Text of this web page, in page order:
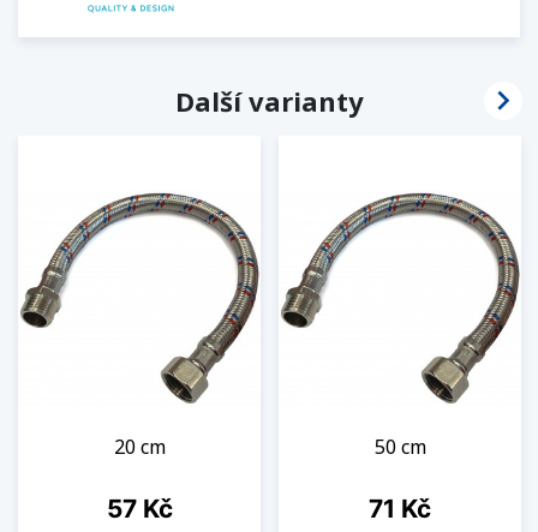
Další varianty
20 cm
Cena
57 Kč
50 cm
Cena
71 Kč
